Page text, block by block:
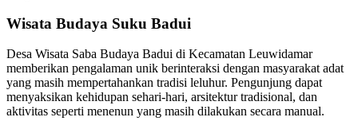
Wisata Budaya Suku Badui
Desa Wisata Saba Budaya Badui di Kecamatan Leuwidamar
memberikan pengalaman unik berinteraksi dengan masyarakat adat
yang masih mempertahankan tradisi leluhur. Pengunjung dapat
menyaksikan kehidupan sehari-hari, arsitektur tradisional, dan
aktivitas seperti menenun yang masih dilakukan secara manual.